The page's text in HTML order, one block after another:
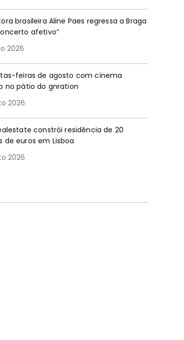
brasileira Aline Paes regressa a Braga
afetivo”
2026
feiras de agosto com cinema
no pátio do gnration
2026
constrói residência de 20
de euros em Lisboa
2026